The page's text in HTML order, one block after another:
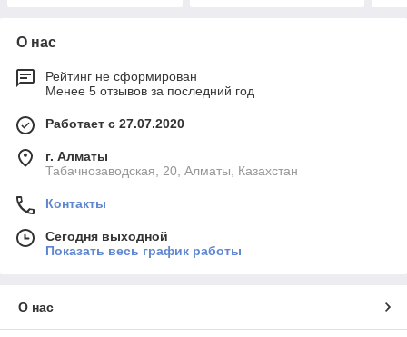
О нас
Рейтинг не сформирован
Менее 5 отзывов за последний год
Работает с 27.07.2020
г. Алматы
Табачнозаводская, 20, Алматы, Казахстан
Контакты
Сегодня выходной
Показать весь график работы
О нас